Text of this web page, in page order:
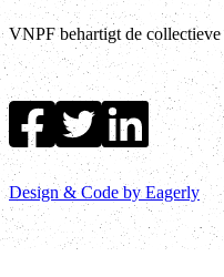
VNPF behartigt de
Design & Code by Eagerly